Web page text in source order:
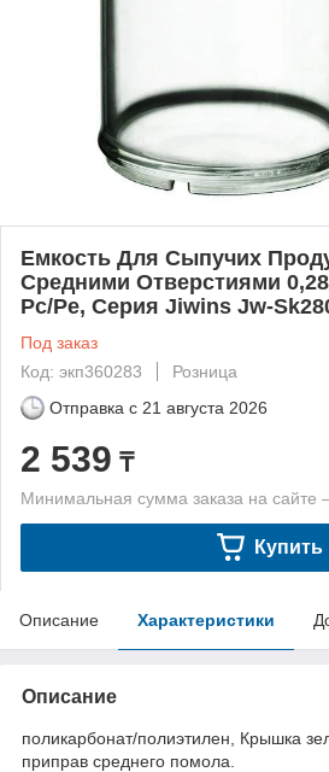
Емкость Для Сыпучих
Средними Отверстиями
Рс/Ре, Серия Jiwins Jw-
Под заказ
Код: экп360283
Розница
Отправка с 21 августа 2026
2 539 ₸
Минимальная сумма заказа на сайте
Купить
Описание Характеристики
Описание
поликарбонат/полиэтилен, Крышка
приправ среднего помола.